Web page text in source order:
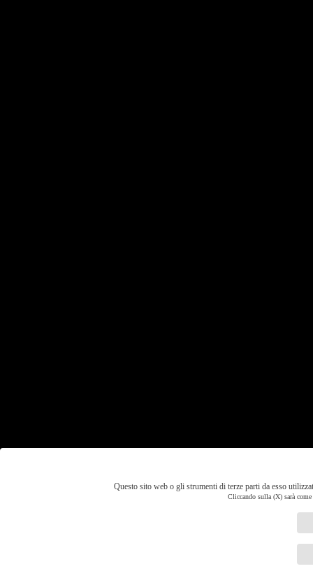
Questo sito web o gli strumenti di terze parti da esso
Cliccando sulla (X) sarà